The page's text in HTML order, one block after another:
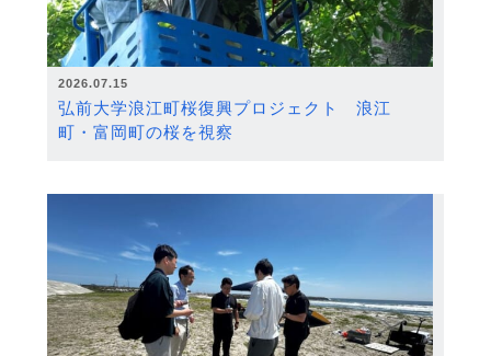
2026.07.15
弘前大学浪江町桜復興プロジェクト 浪江
町・富岡町の桜を視察